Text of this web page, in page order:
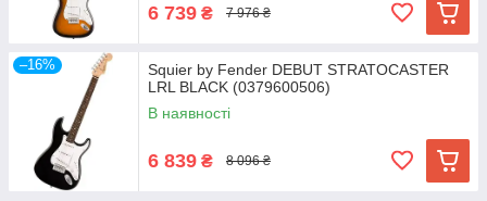
6 739 ₴ 7 976 ₴
–16%
Squier by Fender DEBUT STRATOCASTER
LRL BLACK (0379600506)
В наявності
6 839 ₴ 8 096 ₴